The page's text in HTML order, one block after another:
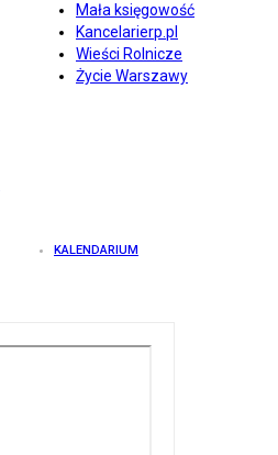
Mała księgowość
Kancelarierp.pl
Wieści Rolnicze
Życie Warszawy
KALENDARIUM